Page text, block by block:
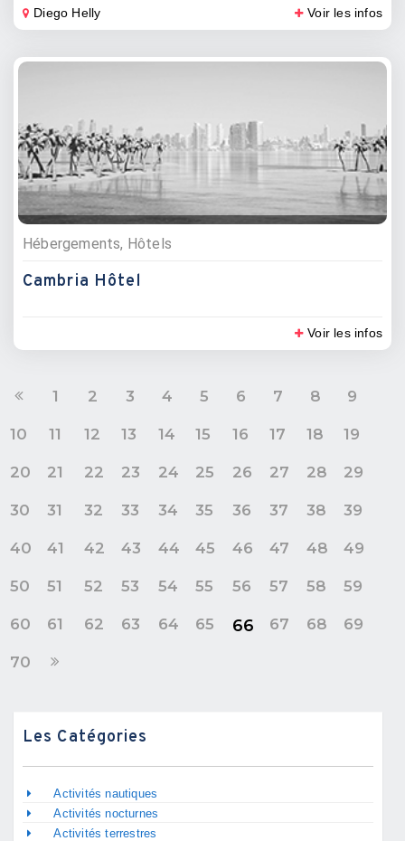
Diego Helly Voir les infos
Hébergements, Hôtels
Cambria Hôtel
Voir les infos
1 2 3 4 5 6 7 8 9
10 11 12 13 14 15 16 17 18 19
20 21 22 23 24 25 26 27 28 29
30 31 32 33 34 35 36 37 38 39
40 41 42 43 44 45 46 47 48 49
50 51 52 53 54 55 56 57 58 59
60 61 62 63 64 65 66 67 68 69
70
Les Catégories
Activités nautiques
Activités nocturnes
Activités terrestres